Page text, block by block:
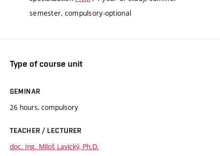
semester, compulsory-optional
Type of course unit
SEMINAR
26 hours, compulsory
TEACHER / LECTURER
doc. Ing. Miloš Lavický, Ph.D.